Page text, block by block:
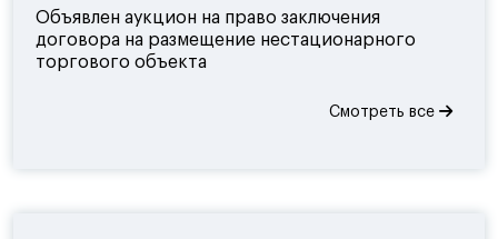
Объявлен аукцион на право заключения
договора на размещение нестационарного
торгового объекта
Смотреть все